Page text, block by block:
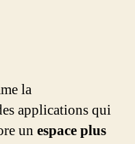
la
applications qui
un espace plus